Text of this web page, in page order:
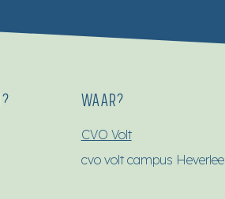
WAAR?
CVO Volt
cvo volt campus Heverlee